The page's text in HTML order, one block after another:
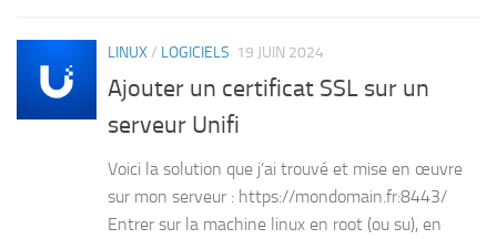
LINUX/ LOGICIELS 19 JUIN 2024
Ajouter un certificat SSL sur un
serveur Unifi
Voici la solution que j’ai trouvé et mise en œuvre
sur mon serveur : https://mondomain.fr:8443/
Entrer sur la machine linux en root (ou su), en